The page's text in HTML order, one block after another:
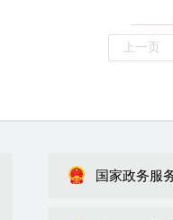
上一页
国家政务服